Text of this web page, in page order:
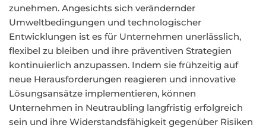
zunehmen. Angesichts sich verändernder
Umweltbedingungen und technologischer
Entwicklungen ist es für Unternehmen unerlässlich,
flexibel zu bleiben und ihre präventiven Strategien
kontinuierlich anzupassen. Indem sie frühzeitig auf
neue Herausforderungen reagieren und innovative
Lösungsansätze implementieren, können
Unternehmen in Neutraubling langfristig erfolgreich
sein und ihre Widerstandsfähigkeit gegenüber Risiken